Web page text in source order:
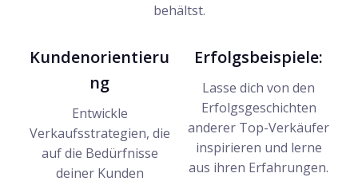
behältst.
Kundenorientieru
ng
Entwickle
Verkaufsstrategien, die
auf die Bedürfnisse
deiner Kunden
Erfolgsbeispiele:
Lasse dich von den
Erfolgsgeschichten
anderer Top-Verkäufer
inspirieren und lerne
aus ihren Erfahrungen.